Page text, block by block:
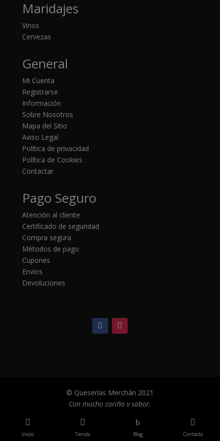

Inicio

Tienda
b
Blog

Contacto
Maridajes
Vinos
Cervezas
General
Mi Cuenta
Registrarse
Información
Sobre Nosotros
Mapa del Sitio
Aviso Legal
Política de privacidad
Política de Cookies
Contactar
Pago Seguro
Atención al cliente
Certificado de seguridad
Compra segura
Métodos de pago
Cupones
Envíos
Devoluciones
© Queserías Merchán 2021
Con mucho cariño y sabor.